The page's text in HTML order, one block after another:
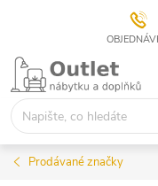
Přejít
obsah
Prodávané značky